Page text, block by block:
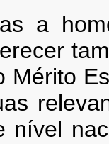
a
Mérito
nível